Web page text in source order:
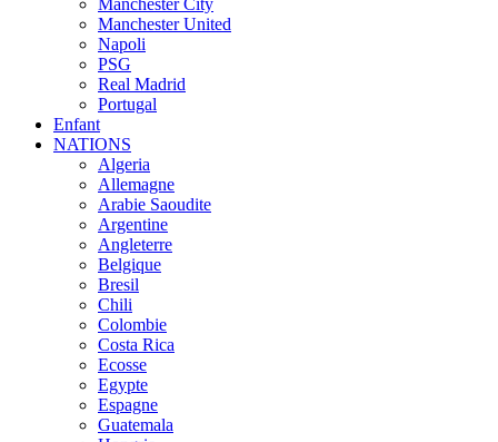
Manchester City
Manchester United
Napoli
PSG
Real Madrid
Portugal
Enfant
NATIONS
Algeria
Allemagne
Arabie Saoudite
Argentine
Angleterre
Belgique
Bresil
Chili
Colombie
Costa Rica
Ecosse
Egypte
Espagne
Guatemala